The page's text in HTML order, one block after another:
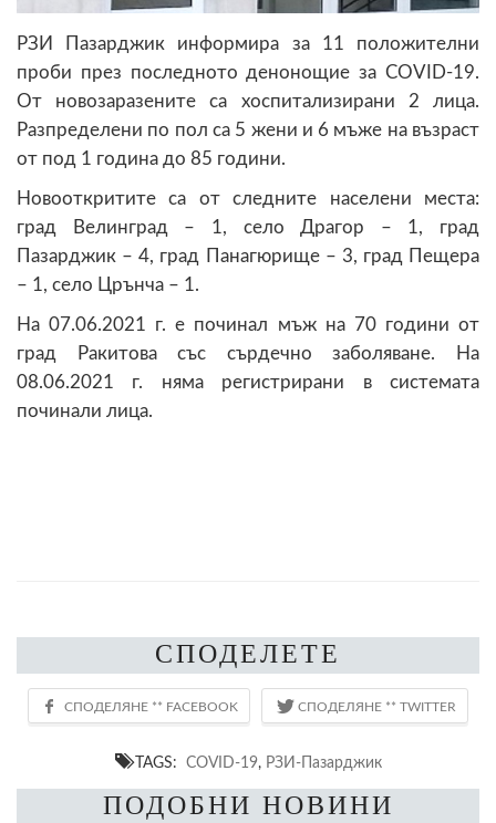
РЗИ Пазарджик информира за 11 положителни
проби през последното денонощие за COVID-19.
От новозаразените са хоспитализирани 2 лица.
Разпределени по пол са 5 жени и 6 мъже на възраст
от под 1 година до 85 години.
Новооткритите са от следните населени места:
град Велинград – 1, село Драгор – 1, град
Пазарджик – 4, град Панагюрище – 3, град Пещера
– 1, село Црънча – 1.
На 07.06.2021 г. е починал мъж на 70 години от
град Ракитова със сърдечно заболяване. На
08.06.2021 г. няма регистрирани в системата
починали лица.
СПОДЕЛЕТЕ
TAGS: COVID-19, РЗИ-Пазарджик
ПОДОБНИ НОВИНИ